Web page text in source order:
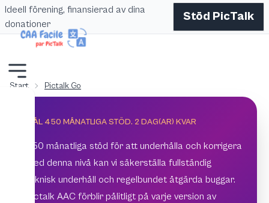
Ideell förening, finansierad av dina
donationer
Stöd PicTalk
Start Pictalk Go
MÅL 450 MÅNATLIGA STÖD. 2 DAG(AR) KVAR
450 månatliga stöd för att underhålla och korrigera
Med denna nivå kan vi säkerställa fullständig
teknisk underhåll och regelbundet åtgärda buggar.
Pictalk AAC förblir pålitligt på varje version av